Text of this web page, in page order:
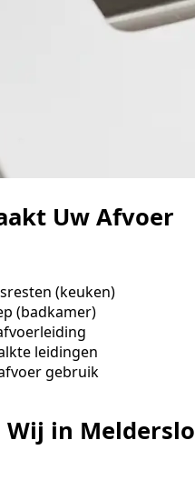
Uw Afvoer
(keuken)
(badkamer)
leidingen
gebruik
Wij in Melderslo